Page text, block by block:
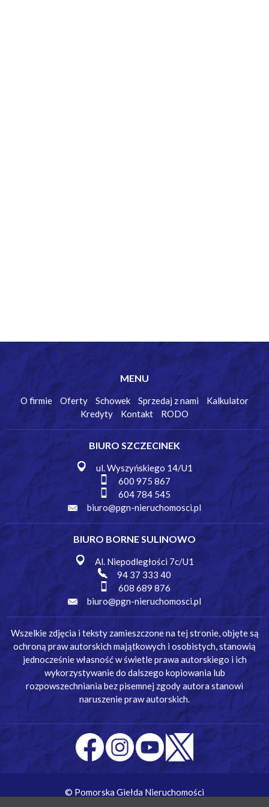
MENU
O firmie Oferty Schowek Sprzedaj z nami
Kalkulator
Kredyty
Kontakt RODO
BIURO SZCZECINEK
ul. Wyszyńskiego 14/U1
600 975 867
604 784 545
biuro@pgn-nieruchomosci.pl
BIURO BORNE SULINOWO
Al. Niepodległości 7c/U1
94 37 333 40
608 689 876
biuro@pgn-nieruchomosci.pl
Wszelkie zdjęcia i teksty zamieszczone na tej stronie, objęte są
ochroną praw autorskich majątkowych i osobistych, stanowią
jednocześnie własność w świetle prawa autorskiego i ich
wykorzystywanie do dalszego kopiowania lub
rozpowszechniania bez pisemnej zgody autora stanowi
naruszenie praw autorskich.
© Pomorska Giełda Nieruchomości